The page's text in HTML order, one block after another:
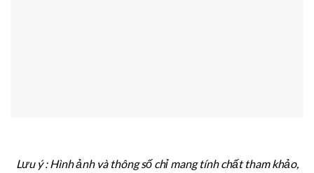
Lưu ý : Hình ảnh và thông số chỉ mang tính chất tham khảo,